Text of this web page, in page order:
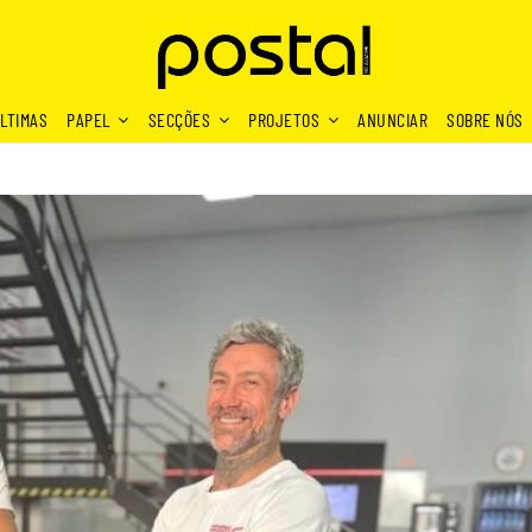
PAPEL SECÇÕES PROJETOS ANUNCIAR SOBRE NÓS